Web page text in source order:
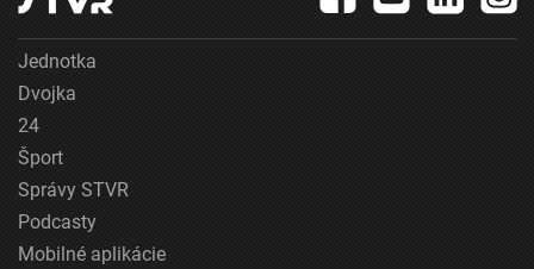
Jednotka
Dvojka
24
Šport
Správy STVR
Podcasty
Mobilné aplikácie